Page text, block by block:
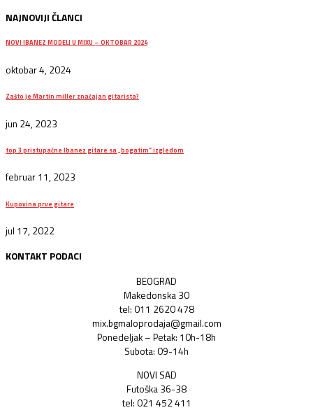
NAJNOVIJI ČLANCI
NOVI IBANEZ MODELI U MIXU – OKTOBAR 2024
oktobar 4, 2024
Zašto je Martin miller značajan gitarista?
jun 24, 2023
top 3 pristupačne Ibanez gitare sa „bogatim“ izgledom
februar 11, 2023
Kupovina prve gitare
jul 17, 2022
KONTAKT PODACI
BEOGRAD
Makedonska 30
tel: 011 2620 478
mix.bgmaloprodaja@gmail.com
Ponedeljak – Petak: 10h-18h
Subota: 09-14h
NOVI SAD
Futoška 36-38
tel: 021 452 411